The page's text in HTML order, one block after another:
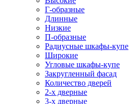
Г-образные
Длинные
Низкие
П-образные
Радиусные шкафы-купе
Широкие
Угловые шкафы-купе
Закругленный фасад
Количество дверей
2-х дверные
3-х дверные